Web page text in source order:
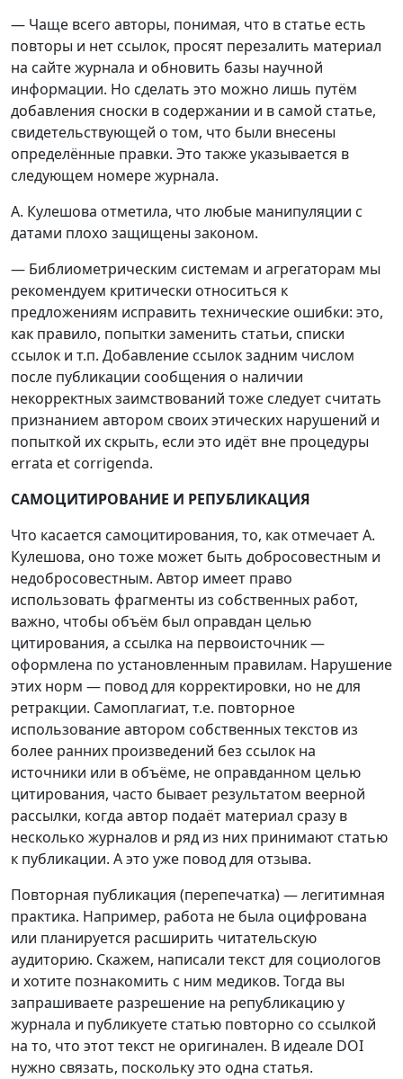
— Чаще всего авторы, понимая, что в статье есть
повторы и нет ссылок, просят перезалить материал
на сайте журнала и обновить базы научной
информации. Но сделать это можно лишь путём
добавления сноски в содержании и в самой статье,
свидетельствующей о том, что были внесены
определённые правки. Это также указывается в
следующем номере журнала.
А. Кулешова отметила, что любые манипуляции с
датами плохо защищены законом.
— Библиометрическим системам и агрегаторам мы
рекомендуем критически относиться к
предложениям исправить технические ошибки: это,
как правило, попытки заменить статьи, списки
ссылок и т.п. Добавление ссылок задним числом
после публикации сообщения о наличии
некорректных заимствований тоже следует считать
признанием автором своих этических нарушений и
попыткой их скрыть, если это идёт вне процедуры
errata et corrigenda.
САМОЦИТИРОВАНИЕ И РЕПУБЛИКАЦИЯ
Что касается самоцитирования, то, как отмечает А.
Кулешова, оно тоже может быть добросовестным и
недобросовестным. Автор имеет право
использовать фрагменты из собственных работ,
важно, чтобы объём был оправдан целью
цитирования, а ссылка на первоисточник —
оформлена по установленным правилам. Нарушение
этих норм — повод для корректировки, но не для
ретракции. Самоплагиат, т.е. повторное
использование автором собственных текстов из
более ранних произведений без ссылок на
источники или в объёме, не оправданном целью
цитирования, часто бывает результатом веерной
рассылки, когда автор подаёт материал сразу в
несколько журналов и ряд из них принимают статью
к публикации. А это уже повод для отзыва.
Повторная публикация (перепечатка) — легитимная
практика. Например, работа не была оцифрована
или планируется расширить читательскую
аудиторию. Скажем, написали текст для социологов
и хотите познакомить с ним медиков. Тогда вы
запрашиваете разрешение на републикацию у
журнала и публикуете статью повторно со ссылкой
на то, что этот текст не оригинален. В идеале DOI
нужно связать, поскольку это одна статья.